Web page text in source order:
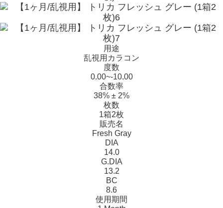
用途
乱視用カラコン
度数
0.00~-10.00
合数率
38% ± 2%
枚数
1箱2枚
販売名
Fresh Gray
DIA
14.0
G.DIA
13.2
BC
8.6
使用期間